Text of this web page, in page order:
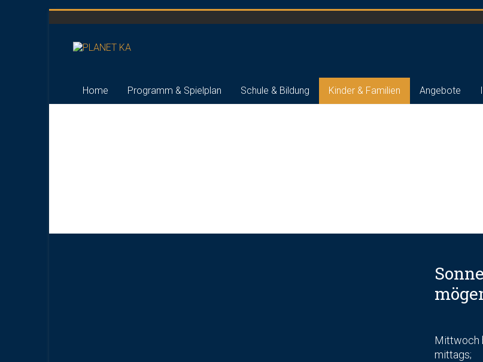
Inhalt
springen
PLANET
KA
Faszination
Home Programm & Spielplan Schule & Bildung Kinder & Familien Angebote
Mittwoch
mittags;